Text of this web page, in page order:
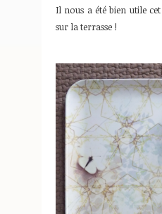
Il nous a été bien utile
sur la terrasse !